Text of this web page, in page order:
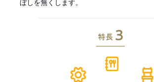
ぼしを無くします。